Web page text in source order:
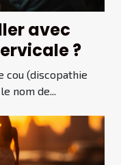
avec
?
cou (discopathie
nom de...